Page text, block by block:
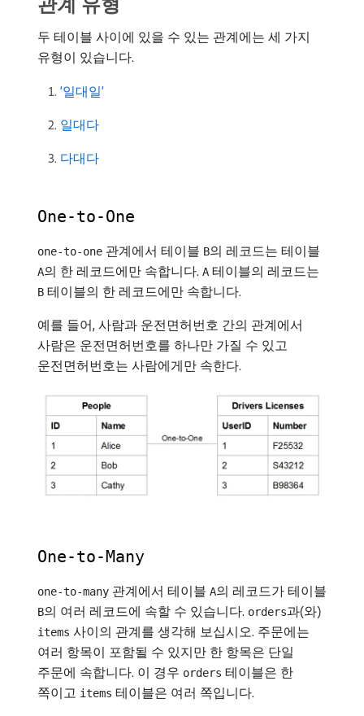
두 테이블 사이에 있을 수 있는 관계에는 세 가지
유형이 있습니다.
‘일대일’
일대다
다대다
One-to-One
one-to-one 관계에서 테이블 B의 레코드는 테이블
A의 한 레코드에만 속합니다. A 테이블의 레코드는
B 테이블의 한 레코드에만 속합니다.
예를 들어, 사람과 운전면허번호 간의 관계에서
사람은 운전면허번호를 하나만 가질 수 있고
운전면허번호는 사람에게만 속한다.
One-to-Many
one-to-many 관계에서 테이블 A의 레코드가 테이블
B의 여러 레코드에 속할 수 있습니다. orders과(와)
items 사이의 관계를 생각해 보십시오. 주문에는
여러 항목이 포함될 수 있지만 한 항목은 단일
주문에 속합니다. 이 경우 orders 테이블은 한
쪽이고 items 테이블은 여러 쪽입니다.